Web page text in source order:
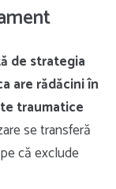
de strategia
are rădăcini în
traumatice
se transferă
că exclude